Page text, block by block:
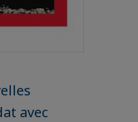
avec